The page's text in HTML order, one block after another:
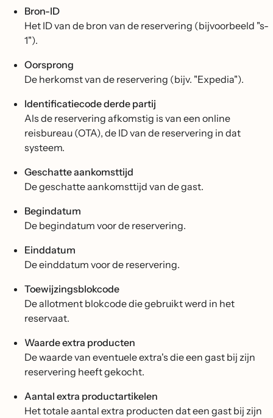
Bron-ID
Het ID van de bron van de reservering (bijvoorbeeld "s-
1").
Oorsprong
De herkomst van de reservering (bijv. "Expedia").
Identificatiecode derde partij
Als de reservering afkomstig is van een online
reisbureau (OTA), de ID van de reservering in dat
systeem.
Geschatte aankomsttijd
De geschatte aankomsttijd van de gast.
Begindatum
De begindatum voor de reservering.
Einddatum
De einddatum voor de reservering.
Toewijzingsblokcode
De allotment blokcode die gebruikt werd in het
reservaat.
Waarde extra producten
De waarde van eventuele extra's die een gast bij zijn
reservering heeft gekocht.
Aantal extra productartikelen
Het totale aantal extra producten dat een gast bij zijn